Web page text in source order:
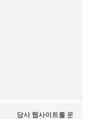
당사 웹사이트를 운